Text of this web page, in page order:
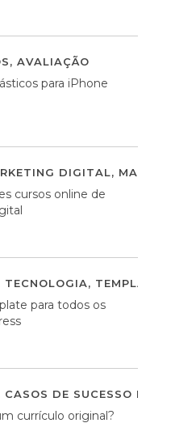
, AVALIAÇÃO
para iPhone
DIGITAL,
cursos online de
TECNOLOGIA, TEMPLATES
para todos os
CASOS DE SUCESSO DE
currículo original?